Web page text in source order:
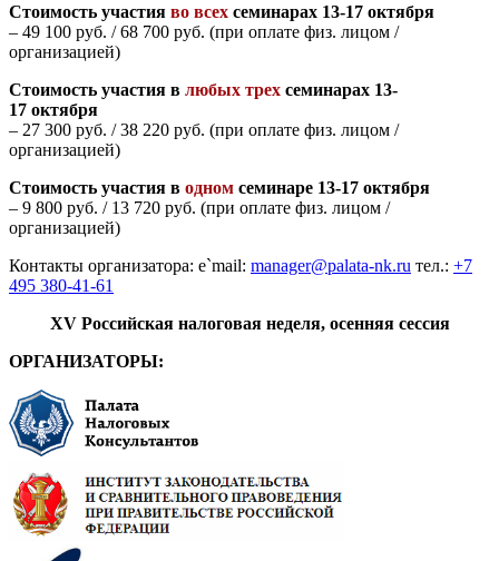
Стоимость участия во всех семинарах 13-17 октября
– 49 100 руб. / 68 700 руб. (при оплате физ. лицом /
организацией)
Стоимость участия в любых трех семинарах 13-
17 октября
– 27 300 руб. / 38 220 руб. (при оплате физ. лицом /
организацией)
Стоимость участия в одном семинаре 13-17 октября
– 9 800 руб. / 13 720 руб. (при оплате физ. лицом /
организацией)
Контакты организатора: e`mail: manager@palata-nk.ru тел.: +7
495 380-41-61
XV Российская налоговая неделя, осенняя сессия
ОРГАНИЗАТОРЫ: